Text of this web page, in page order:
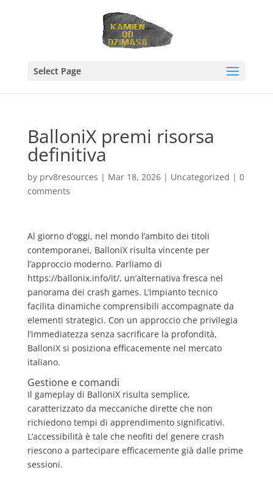
Select Page
BalloniX premi risorsa
definitiva
by prv8resources | Mar 18, 2026| Uncategorized | 0
comments
Al giorno d’oggi, nel mondo l’ambito dei titoli
contemporanei, BalloniX risulta vincente per
l’approccio moderno. Parliamo di
https://ballonix.info/it/, un’alternativa fresca nel
panorama dei crash games. L’impianto tecnico
facilita dinamiche comprensibili accompagnate da
elementi strategici. Con un approccio che privilegia
l’immediatezza senza sacrificare la profondità,
BalloniX si posiziona efficacemente nel mercato
italiano.
Gestione e comandi
Il gameplay di BalloniX risulta semplice,
caratterizzato da meccaniche dirette che non
richiedono tempi di apprendimento significativi.
L’accessibilità è tale che neofiti del genere crash
riescono a partecipare efficacemente già dalle prime
sessioni.